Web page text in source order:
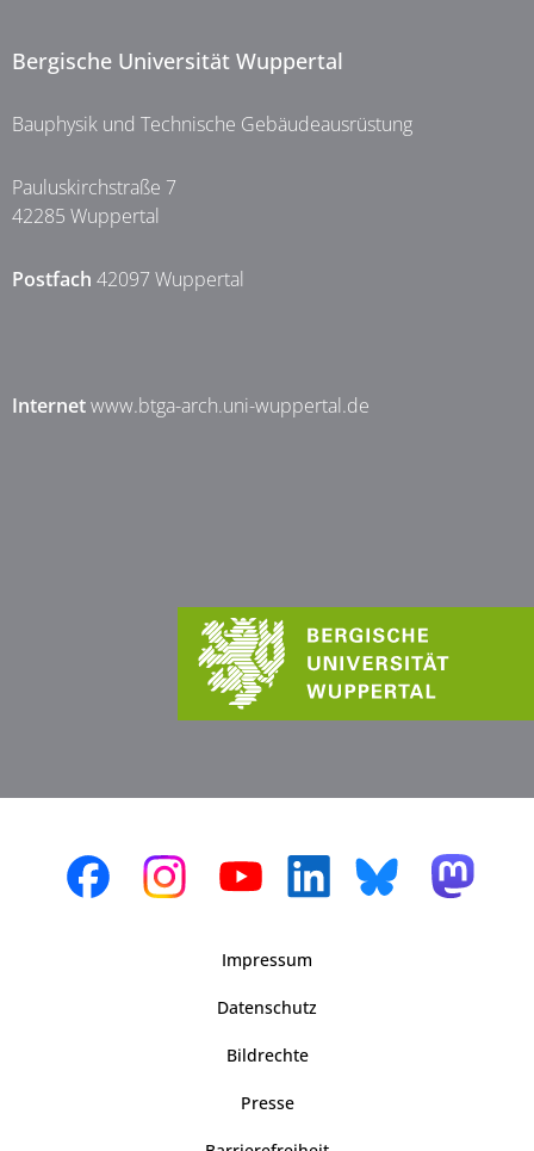
Bergische Universität Wuppertal
Bauphysik und Technische Gebäudeausrüstung
Pauluskirchstraße 7
42285 Wuppertal
Postfach 42097 Wuppertal
Internetwww.btga-arch.uni-wuppertal.de
Impressum
Datenschutz
Bildrechte
Presse